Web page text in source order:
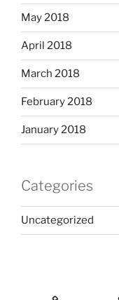
May 2018
April 2018
March 2018
February 2018
January 2018
Categories
Uncategorized
Home Services